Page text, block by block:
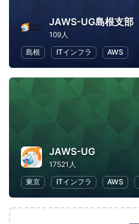
JAWS-UG島根支部
109人
島根
ITインフラ AWS
JAWS-UG
17521人
東京
ITインフラ AWS